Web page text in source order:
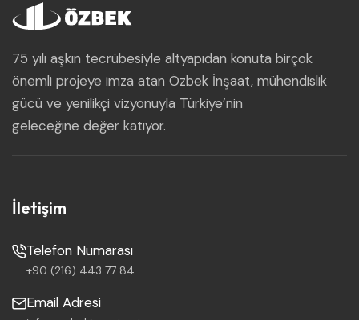
75 yılı aşkın tecrübesiyle altyapıdan konuta birçok
önemli projeye imza atan Özbek İnşaat, mühendislik
gücü ve yenilikçi vizyonuyla Türkiye’nin
geleceğine değer katıyor.
İletişim
Telefon Numarası
+90 (216) 443 77 84
Email Adresi